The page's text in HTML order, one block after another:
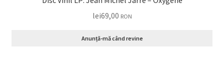
lei69,00 RON
Anunță-mă când revine